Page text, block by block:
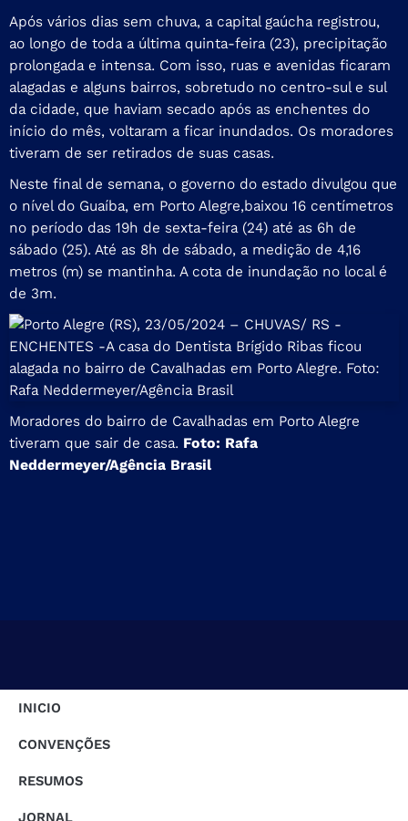
Após vários dias sem chuva, a capital gaúcha registrou,
ao longo de toda a última quinta-feira (23), precipitação
prolongada e intensa. Com isso, ruas e avenidas ficaram
alagadas e alguns bairros, sobretudo no centro-sul e sul
da cidade, que haviam secado após as enchentes do
início do mês, voltaram a ficar inundados. Os moradores
tiveram de ser retirados de suas casas.
Neste final de semana, o governo do estado divulgou que
o nível do Guaíba, em Porto Alegre,baixou 16 centímetros
no período das 19h de sexta-feira (24) até as 6h de
sábado (25). Até as 8h de sábado, a medição de 4,16
metros (m) se mantinha. A cota de inundação no local é
de 3m.
Moradores do bairro de Cavalhadas em Porto Alegre
tiveram que sair de casa. Foto: Rafa
Neddermeyer/Agência Brasil
INICIO
CONVENÇÕES
RESUMOS
JORNAL